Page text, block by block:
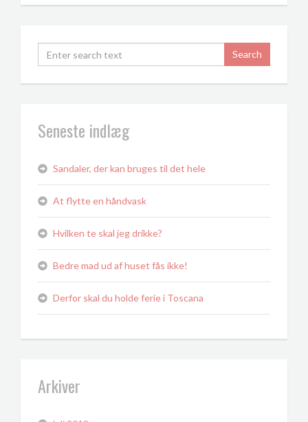
Seneste indlæg
Sandaler, der kan bruges til det hele
At flytte en håndvask
Hvilken te skal jeg drikke?
Bedre mad ud af huset fås ikke!
Derfor skal du holde ferie i Toscana
Arkiver